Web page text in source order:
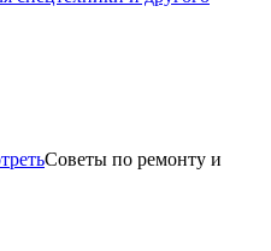
Советы по ремонту и